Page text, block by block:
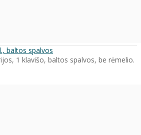
baltos spalvos
1 klavišo, baltos spalvos, be rėmelio.